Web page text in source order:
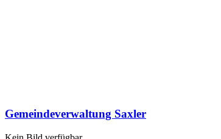
Gemeindeverwaltung Saxler